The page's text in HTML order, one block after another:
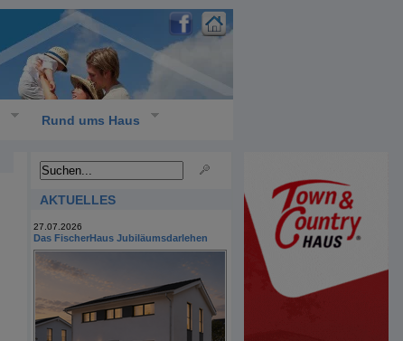
Rund ums Haus
AKTUELLES
27.07.2026
Das FischerHaus Jubiläumsdarlehen